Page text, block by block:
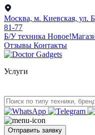
Москва, м. Киевская, ул.
81-77
Б/У техникa Новое!
Отзывы Контакты
Услуги
Отправить заявку